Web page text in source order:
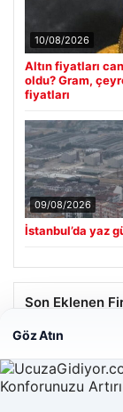
10/08/2026
Altın fiyatları
oldu? Gram,
fiyatları
09/08/2026
İstanbul’da yaz
Son Eklenen
Hastaş Beton
26/05/2026
Göz Atın